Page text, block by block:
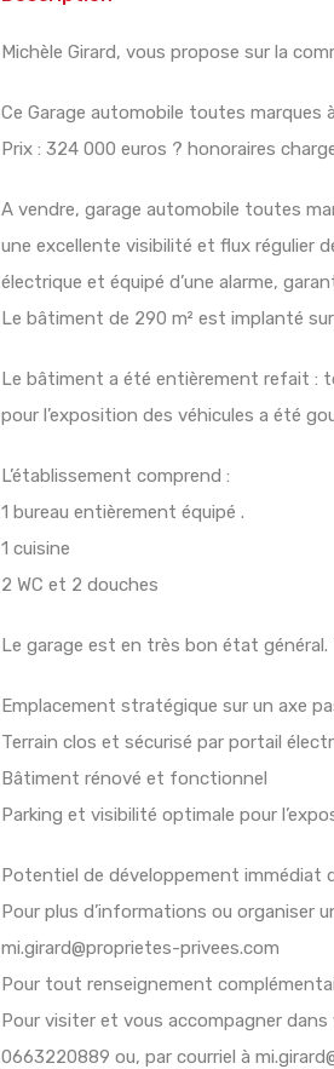
Michèle Girard, vous propose sur la
Ce Garage automobile toutes marques
Prix : 324 000 euros ? honoraires
A vendre, garage automobile toutes
une excellente visibilité et flux régulier
électrique et équipé d’une alarme,
Le bâtiment de 290 m² est implanté
Le bâtiment a été entièrement refait :
pour l’exposition des véhicules a été
L’établissement comprend :
1 bureau entièrement équipé .
1 cuisine
2 WC et 2 douches
Le garage est en très bon état général.
Emplacement stratégique sur un axe
Terrain clos et sécurisé par portail
Bâtiment rénové et fonctionnel
Parking et visibilité optimale pour
Potentiel de développement immédiat
Pour plus d’informations ou organiser
mi.girard@proprietes-privees.com
Pour tout renseignement
Pour visiter et vous accompagner
0663220889 ou, par courriel à